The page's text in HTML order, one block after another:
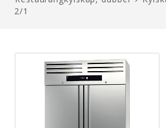
2/1